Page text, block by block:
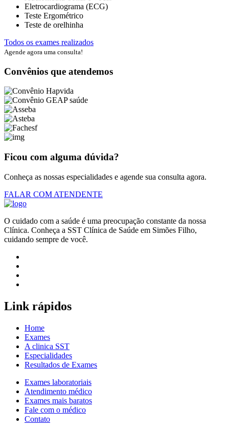
Eletrocardiograma (ECG)
Teste Ergométrico
Teste de orelhinha
Todos os exames realizados
Agende agora uma consulta!
Convênios que atendemos
Ficou com alguma dúvida?
Conheça as nossas especialidades e agende sua consulta agora.
FALAR COM ATENDENTE
O cuidado com a saúde é uma preocupação constante da nossa
Clínica. Conheça a SST Clínica de Saúde em Simões Filho,
cuidando sempre de você.
Link rápidos
Home
Exames
A clinica SST
Especialidades
Resultados de Exames
Exames laboratoriais
Atendimento médico
Exames mais baratos
Fale com o médico
Contato